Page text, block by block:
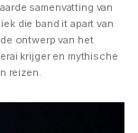
samenvatting van
die band it apart van
ontwerp van het
krijger en mythische
reizen.